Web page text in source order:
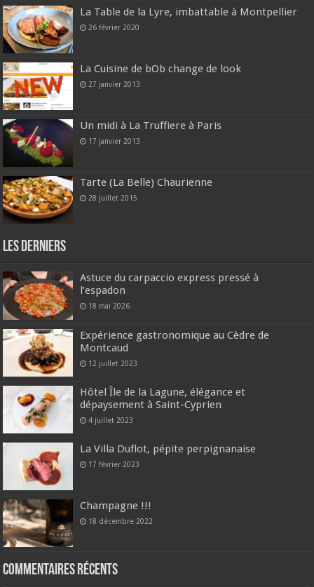
La Table de la Lyre, imbattable à Montpellier
26 février 2020
La Cuisine de bOb change de look
27 janvier 2013
Un midi à La Truffiere à Paris
17 janvier 2013
Tarte (La Belle) Chaurienne
28 juillet 2015
Les derniers
Astuce du carpaccio express pressé à
l’espadon
18 mai 2026
Expérience gastronomique au Cèdre de
Montcaud
12 juillet 2023
Hôtel Île de la Lagune, élégance et
dépaysement à Saint-Cyprien
4 juillet 2023
La Villa Duflot, pépite perpignanaise
17 février 2023
Champagne !!!
18 décembre 2022
Commentaires récents